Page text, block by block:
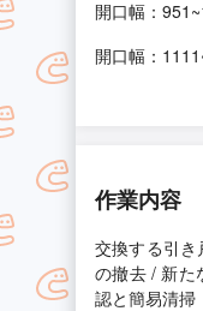
開口幅：
開口幅：
作業内容
交換する引
の撤去 / 新た
認と簡易清掃